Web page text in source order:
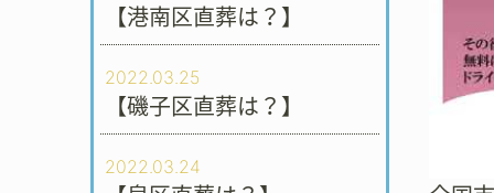
【港南区直葬は？】
2022.03.25
【磯子区直葬は？】
2022.03.24